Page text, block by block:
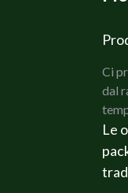
Ci
dal
Le